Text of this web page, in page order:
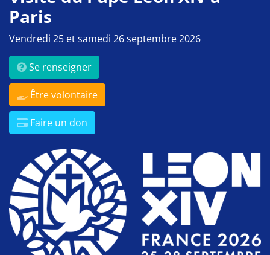
Paris
Vendredi 25 et samedi 26 septembre 2026
Se renseigner
Être volontaire
Faire un don